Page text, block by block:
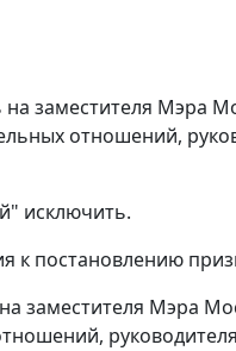
заместителя Мэра
отношений,
исключить.
к постановлению
заместителя Мэра